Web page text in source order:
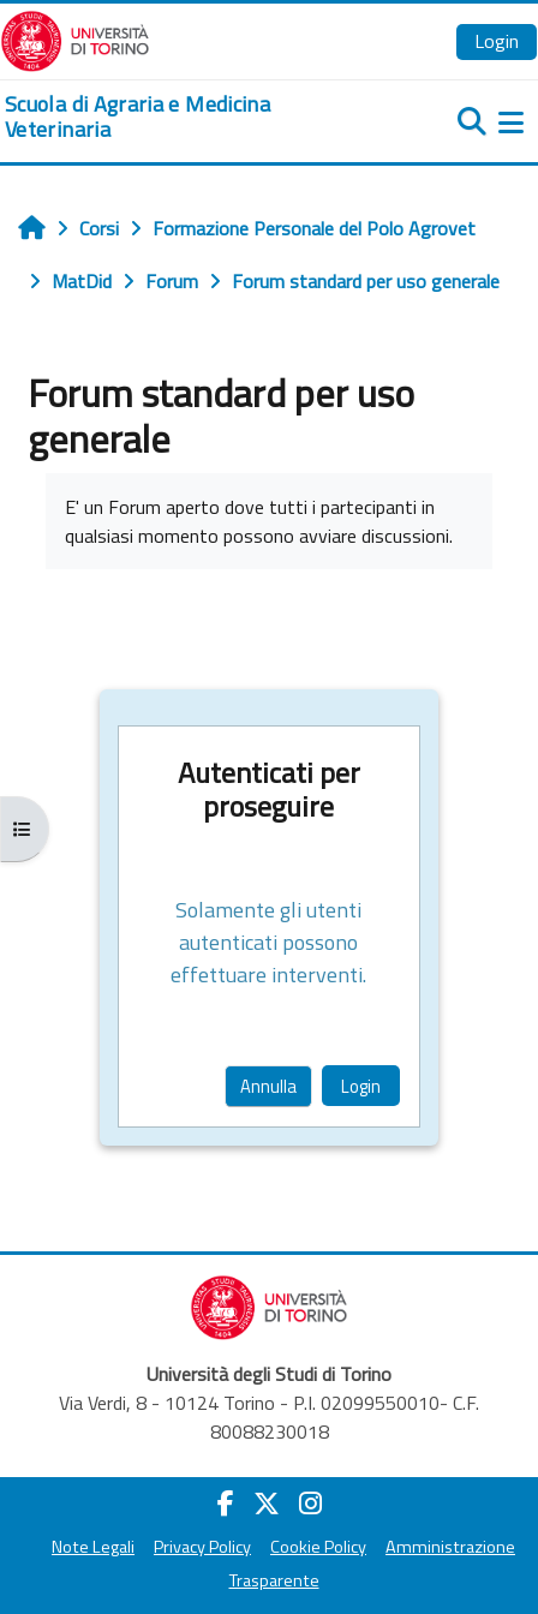
Vai al contenuto principale
Login
Scuola di Agraria e Medicina
Veterinaria
Apri indice del corso
Home
Corsi
Formazione Personale del Polo Agrovet
MatDid
Forum Forum standard per uso generale
Forum standard per uso
generale
E' un Forum aperto dove tutti i partecipanti in
qualsiasi momento possono avviare discussioni.
Autenticati per
proseguire
Solamente gli utenti
autenticati possono
effettuare interventi.
Annulla Login
Università degli Studi di Torino
Via Verdi, 8 - 10124 Torino - P.I. 02099550010- C.F.
80088230018
Note Legali Privacy Policy Cookie Policy
Amministrazione
Trasparente